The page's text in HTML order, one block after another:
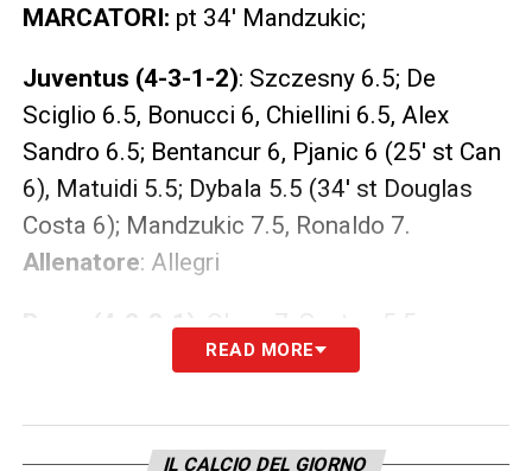
MARCATORI: pt 34′ Mandzukic;
Juventus (4-3-1-2): Szczesny 6.5; De
Sciglio 6.5, Bonucci 6, Chiellini 6.5, Alex
Sandro 6.5; Bentancur 6, Pjanic 6 (25′ st Can
6), Matuidi 5.5; Dybala 5.5 (34′ st Douglas
Costa 6); Mandzukic 7.5, Ronaldo 7.
Allenatore: Allegri
Roma (4-2-3-1): Olsen 7; Santon 5.5,
Manolas 6, Fazio 6, Kolarov 6; Cristante 6,
Perotti 5.5), Zaniolo 6, Florenzi 5.5 (1′ st
READ MORE
IL CALCIO DEL GIORNO